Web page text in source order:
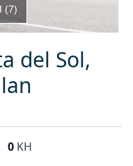
(7)
del Sol,
0 KH